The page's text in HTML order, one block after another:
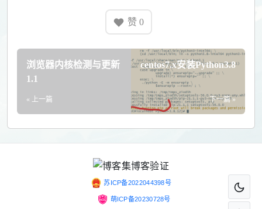
赞 0
浏览器内核检测与更新
1.1
« 上一篇
centos7.x安装Python3.8
下一篇 »
苏ICP备2022044398号
萌ICP备20230728号